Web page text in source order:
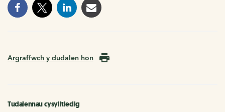
Argraffwch y dudalen hon
Tudalennau cysylltiedig